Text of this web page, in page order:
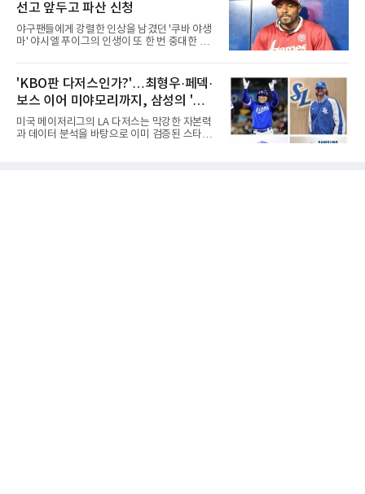
위전으로 밀렸고 본선에서도 78위에
진우, 그리고 김응용 감독이다. 한국 야구의 시
대별 상징성과 업적을 고려하면 충분히 설득력
있는 이름들이다.선동열은 한국 야구가 배출한
최고의 투수로 평가받는다. 해태 시절 통산 146
프로야구에서도 성공하며 한국 선수의 해외 진
출 가능성을 보여준 상징적인 존
선고 앞두고 파산 신청
야구팬들에게 강렬한 인상을 남겼던 '쿠바 야생
마' 야시엘 푸이그의 인생이 또 한 번 중대한 갈
거액을 벌었던 푸이그가 연방 사건 선고를 앞두
고 파산보호를 신청했다.푸이그는 최근 미국 플
로리다 파산 법원에 챕터11 파산보호 신청을 냈
다. 챕터11은 기업이나 개인이 채권자들과 협의
를 통해 재정 구조를 재편할 수 있도록 돕는 제도
다.미 매체들에 따르면 푸이그의 자산 규모는
1000만~5000만 달러(약 146억~730억 원), 부
'KBO판 다저스인가?'…최형우·페덱·
보스 이어 미야모리까지, 삼성의 '스펙
만렙' 승부수
미국 메이저리그의 LA 다저스는 막강한 자본력
과 데이터 분석을 바탕으로 이미 검증된 스타들